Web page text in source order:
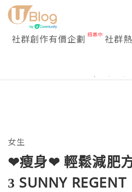
社群創作有價企劃 社群
女生
❤瘦身❤ 輕鬆減肥
3 SUNNY REGENT